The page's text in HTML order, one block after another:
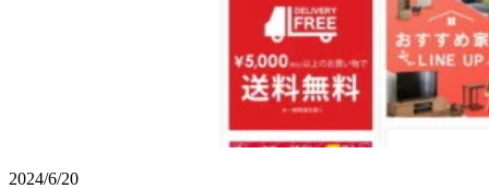
2024/6/20